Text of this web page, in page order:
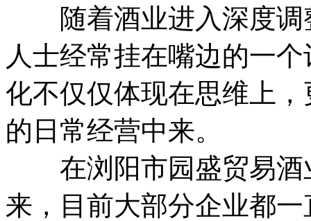
随着酒业进入深度调
人士经常挂在嘴边的一
化不仅仅体现在思维上
的日常经营中来。
在浏阳市园盛贸易酒
来，目前大部分企业都一